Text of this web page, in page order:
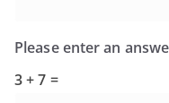
Please enter an
3 + 7 =